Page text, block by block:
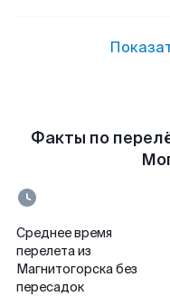
Факты по
Среднее время
перелета из
Магнитогорска без
пересадок